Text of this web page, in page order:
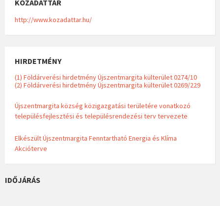
KÖZADATTÁR
http://www.kozadattar.hu/
HIRDETMÉNY
(1) Földárverési hirdetmény Újszentmargita külterület 0274/10
(2) Földárverési hirdetmény Újszentmargita külterület 0269/229
Újszentmargita község közigazgatási területére vonatkozó
településfejlesztési és településrendezési terv tervezete
Elkészült Újszentmargita Fenntartható Energia és Klíma
Akcióterve
IDŐJÁRÁS